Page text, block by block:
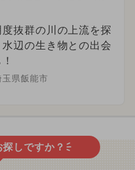
抜群の川の上流を探
辺の生き物との出会
玉県飯能市
しですか？